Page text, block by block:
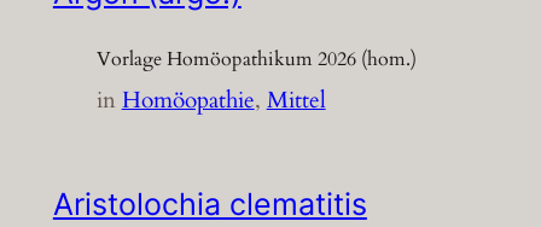
Vorlage Homöopathikum 2026 (hom.)
inHomöopathie, Mittel
Aristolochia clematitis